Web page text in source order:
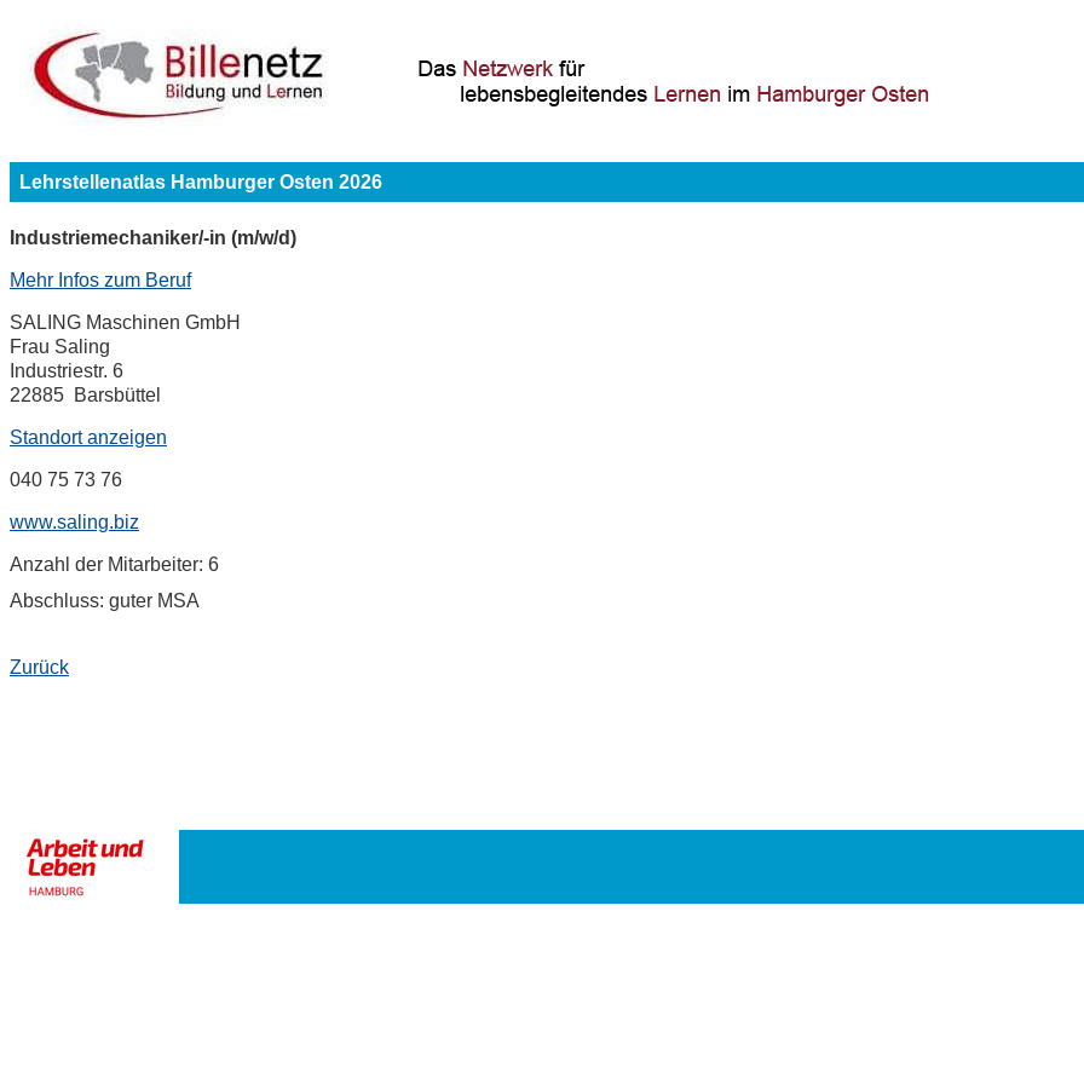
Lehrstellenatlas Hamburger Osten 2026
Industriemechaniker/-in (m/w/d)
Mehr Infos zum Beruf
SALING Maschinen GmbH
Frau Saling
Industriestr. 6
22885 Barsbüttel
Standort anzeigen
040 75 73 76
www.saling.biz
Anzahl der Mitarbeiter: 6
Abschluss: guter MSA
Zurück